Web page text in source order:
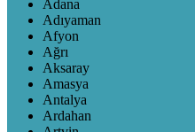
Adana
Adıyaman
Afyon
Ağrı
Aksaray
Amasya
Antalya
Ardahan